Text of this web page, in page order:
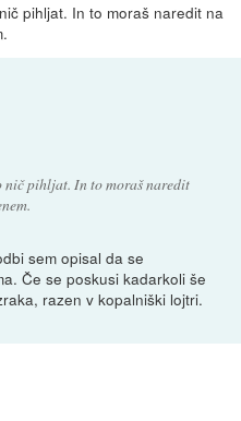
pihljat. In to moraš naredit na
nič pihljat. In to moraš naredit
sem opisal da se
Če se poskusi kadarkoli še
razen v kopalniški lojtri.